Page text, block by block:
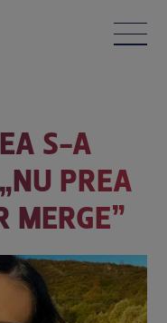
S-A
PREA
MERGE”